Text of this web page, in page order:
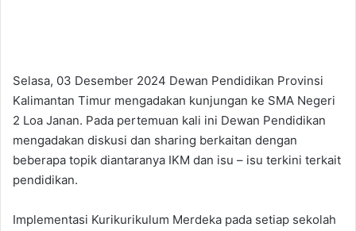
Selasa, 03 Desember 2024 Dewan Pendidikan Provinsi
Kalimantan Timur mengadakan kunjungan ke SMA Negeri
2 Loa Janan. Pada pertemuan kali ini Dewan Pendidikan
mengadakan diskusi dan sharing berkaitan dengan
beberapa topik diantaranya IKM dan isu – isu terkini terkait
pendidikan.
Implementasi Kurikurikulum Merdeka pada setiap sekolah